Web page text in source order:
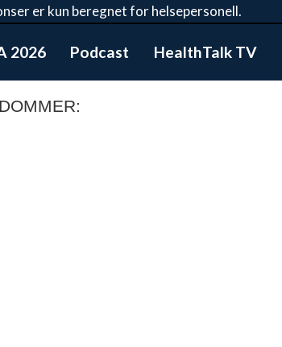
er kun beregnet for helsepersonell.
2026 Podcast HealthTalk TV